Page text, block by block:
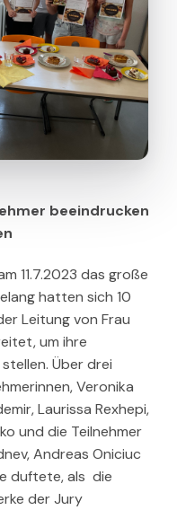
beeindrucken
11.7.2023 das große
hatten sich 10
Leitung von Frau
um ihre
Über drei
Veronika
Laurissa Rexhepi,
und die Teilnehmer
Andreas Oniciuc
duftete, als die
der Jury